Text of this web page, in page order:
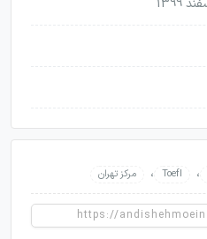
، Toefl ، مرکز تهران